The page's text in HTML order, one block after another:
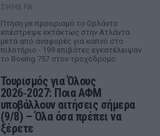
ΣΉΜΕΡΑ
Πτήση με προορισμό το Ορλάντο
επέστρεψε εκτάκτως στην Ατλάντα
μετά από αναφορές για καπνό στο
πιλοτήριο - 199 επιβάτες εγκατέλειψαν
το Boeing 757 στον τροχόδρομο.
Τουρισμός για Όλους
2026‑2027: Ποια ΑΦΜ
υποβάλλουν αιτήσεις σήμερα
(9/8) – Όλα όσα πρέπει να
ξέρετε